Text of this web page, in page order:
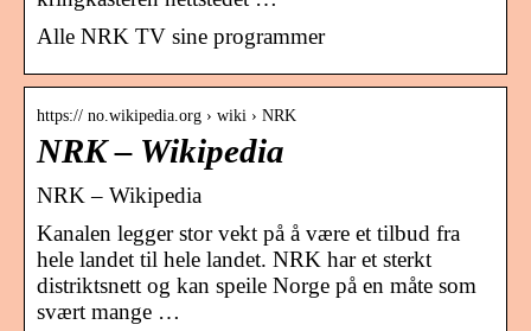
Alle NRK TV sine programmer
https:// no.wikipedia.org › wiki › NRK
NRK – Wikipedia
NRK – Wikipedia
Kanalen legger stor vekt på å være et tilbud fra
hele landet til hele landet. NRK har et sterkt
distriktsnett og kan speile Norge på en måte som
svært mange …